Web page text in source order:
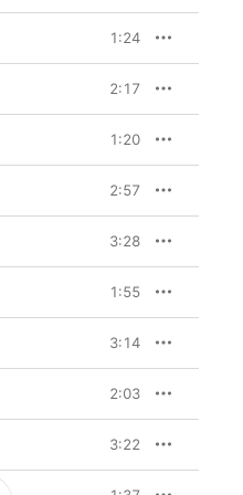
1:24
2:17
1:20
2:57
3:28
1:55
3:14
2:03
3:22